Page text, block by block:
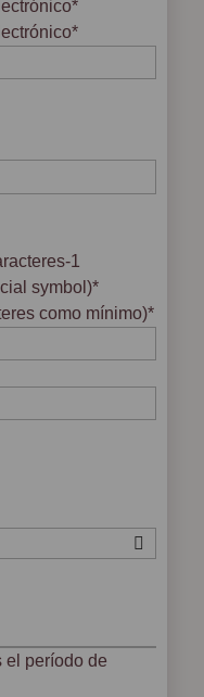
*
1
symbol)*
como mínimo)*
el período de